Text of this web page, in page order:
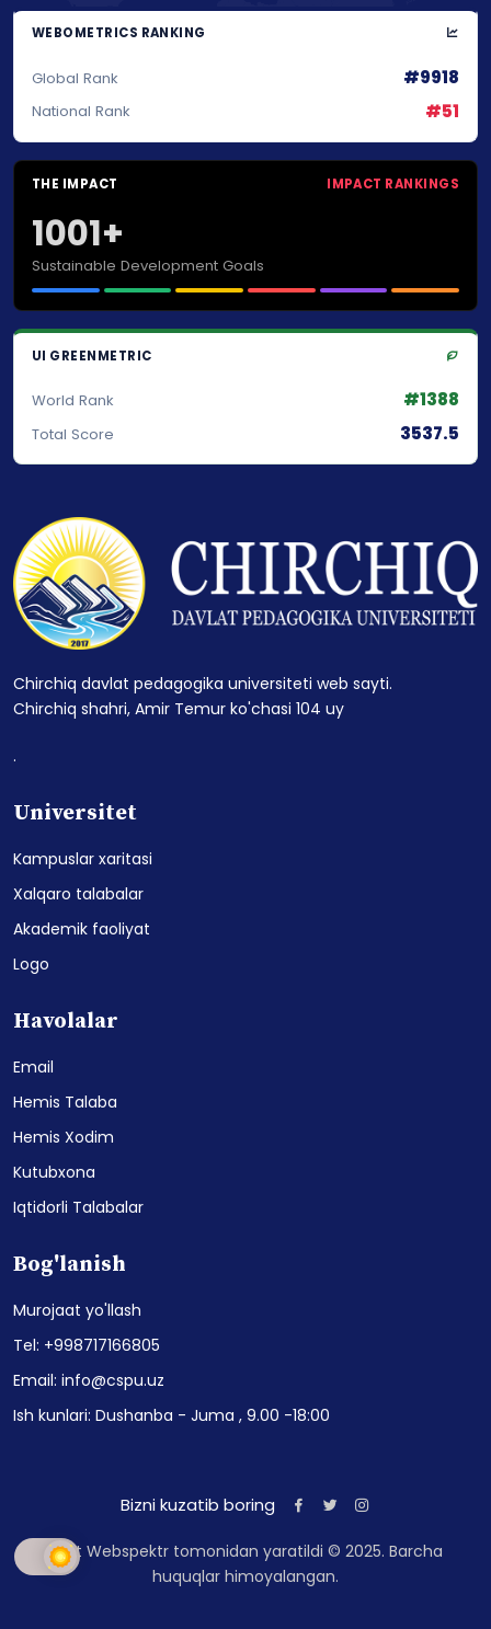
WEBOMETRICS RANKING
Global Rank #9918
National Rank #51
THE IMPACT IMPACT RANKINGS
1001+
Sustainable Development Goals
UI GREENMETRIC
World Rank #1388
Total Score 3537.5
Chirchiq davlat pedagogika universiteti web sayti.
Chirchiq shahri, Amir Temur ko'chasi 104 uy
.
Universitet
Kampuslar xaritasi
Xalqaro talabalar
Akademik faoliyat
Logo
Havolalar
Email
Hemis Talaba
Hemis Xodim
Kutubxona
Iqtidorli Talabalar
Bog'lanish
Murojaat yo'llash
Tel: +998717166805
Email: info@cspu.uz
Ish kunlari: Dushanba - Juma , 9.00 -18:00
Bizni kuzatib boring
Sayt Webspektr tomonidan yaratildi © 2025. Barcha
huquqlar himoyalangan.